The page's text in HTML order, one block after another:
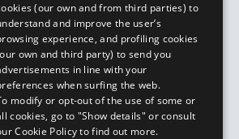
(our own and from third parties) to
and improve the user’s
experience, and profiling cookies
own and third party) to send you
in line with your
when surfing the web.
modify or opt-out of the use of some or
cookies, go to "Show details" or consult
Cookie Policy to find out more.